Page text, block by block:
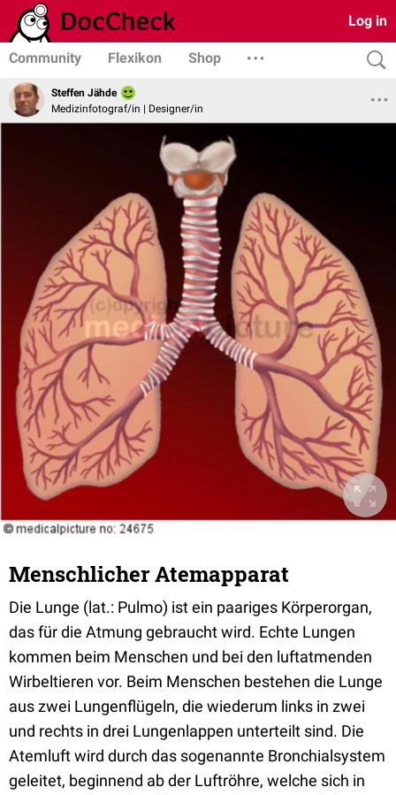
Log in
Community Flexikon Shop
Steffen Jähde
Medizinfotograf/in | Designer/in
Menschlicher Atemapparat
Die Lunge (lat.: Pulmo) ist ein paariges Körperorgan,
das für die Atmung gebraucht wird. Echte Lungen
kommen beim Menschen und bei den luftatmenden
Wirbeltieren vor. Beim Menschen bestehen die Lunge
aus zwei Lungenflügeln, die wiederum links in zwei
und rechts in drei Lungenlappen unterteilt sind. Die
Atemluft wird durch das sogenannte Bronchialsystem
geleitet, beginnend ab der Luftröhre, welche sich in